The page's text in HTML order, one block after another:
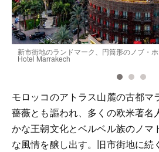
新市街地のランドマーク、円筒形のノブ・
Hotel Marrakech
モロッコのアトラス山麓の古都マ
薔薇とも謳われ、多くの欧米著名
かな王朝文化とベルベル族のノマ
な風情を醸し出す。旧市街地に続